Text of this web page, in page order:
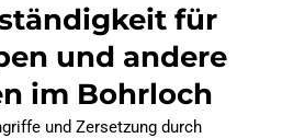
für
und andere
im Bohrloch
und Zersetzung durch